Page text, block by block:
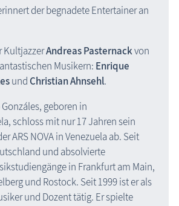
der begnadete Entertainer an
KultjazzerAndreas Pasternackvon
Musikern: Enrique
und Christian Ahnsehl.
geboren in
schloss mit nur 17 Jahren sein
ARS NOVA in Venezuela ab. Seit
und absolvierte
in Frankfurt am Main,
und Rostock. Seit 1999 ist er als
und Dozent tätig. Er spielte